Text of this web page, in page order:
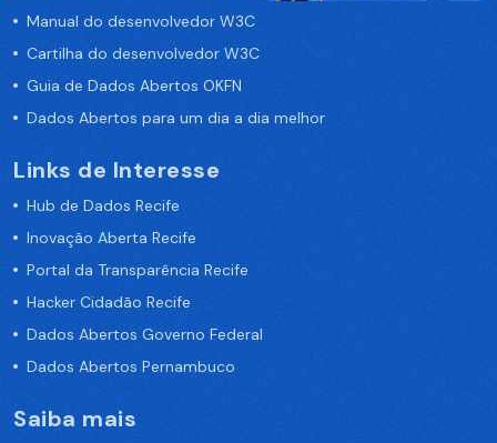
Manual do desenvolvedor W3C
Cartilha do desenvolvedor W3C
Guia de Dados Abertos OKFN
Dados Abertos para um dia a dia melhor
Links de Interesse
Hub de Dados Recife
Inovação Aberta Recife
Portal da Transparência Recife
Hacker Cidadão Recife
Dados Abertos Governo Federal
Dados Abertos Pernambuco
Saiba mais